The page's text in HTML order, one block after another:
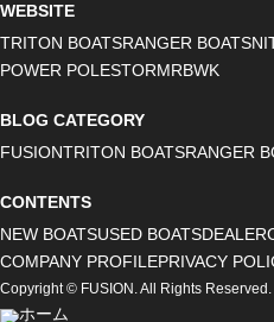
WEBSITE
TRITON BOATSRANGER BOATS
POWER POLESTORMRBWK
BLOG CATEGORY
FUSIONTRITON BOATSRANGER
CONTENTS
NEW BOATSUSED BOATSDEALER
COMPANY PROFILEPRIVACY
Copyright © FUSION. All Rights Reserved.
ホーム